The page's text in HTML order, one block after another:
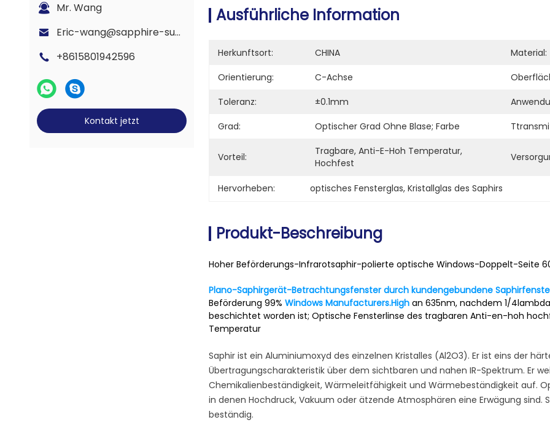
Mr. Wang
Eric-wang@sapphire-substrate.com
+8615801942596
Kontakt jetzt
Ausführliche Information
Herkunftsort: CHINA Material:
Orientierung:
C-Achse
Toleranz:
±0.1mm
Grad:
Optischer Grad Ohne Blase; Farbe
Vorteil:
Tragbare, Anti-E-Hoh Temperatur,
Hochfest
Hervorheben: optisches Fensterglas, Kristallglas des Saphirs
Produkt-Beschreibung
Hoher Beförderungs-Infrarotsaphir-polierte optische Windows-Doppelt-Seite
Plano-Saphirgerät-Betrachtungsfenster durch kundengebundene
Beförderung 99% Windows Manufacturers.High an 635nm, nachdem 1/
beschichtet worden ist; Optische Fensterlinse des tragbaren Anti-en-hoh
Temperatur
Saphir ist ein Aluminiumoxyd des einzelnen Kristalles (Al2O3). Er ist eins der
Übertragungscharakteristik über dem sichtbaren und nahen IR-Spektrum. Er
Chemikalienbeständigkeit, Wärmeleitfähigkeit und Wärmebeständigkeit auf.
in denen Hochdruck, Vakuum oder ätzende Atmosphären eine Erwägung sind.
beständig.